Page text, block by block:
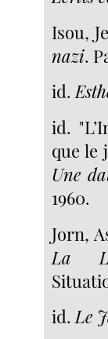
Isou,
nazi.
id.
id.
que le
Une
1960.
Jorn,
La
id.Le